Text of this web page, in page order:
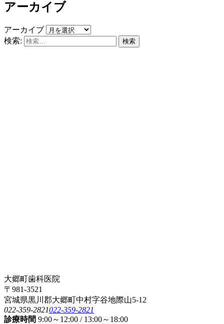
アーカイブ
アーカイブ
検索:
大郷町歯科医院
〒981-3521
宮城県黒川郡大郷町中村字谷地際山5-12
022-359-2821022-359-2821
診療時間 9:00～12:00 / 13:00～18:00